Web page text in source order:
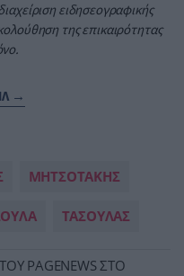
ειδησεογραφικής
της επικαιρότητας
→
ΜΗΤΣΟΤΑΚΗΣ
ΤΑΣΟΥΛΑΣ
PAGENEWS ΣΤΟ